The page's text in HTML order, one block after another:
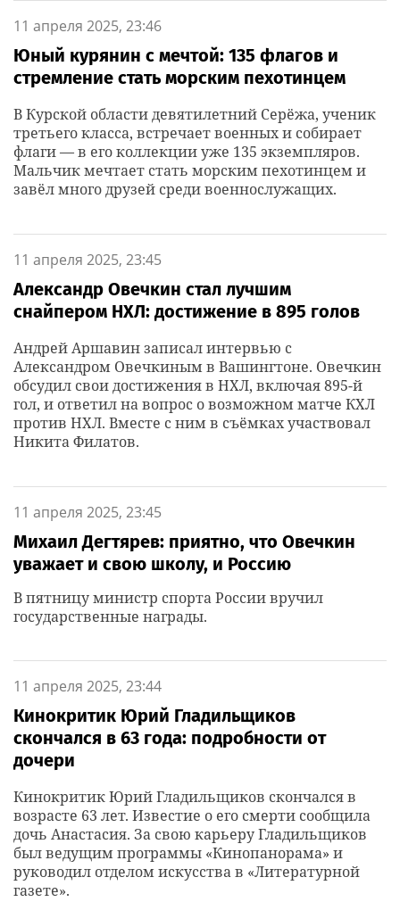
11 апреля 2025, 23:46
Юный курянин с мечтой: 135 флагов и
стремление стать морским пехотинцем
В Курской области девятилетний Серёжа, ученик
третьего класса, встречает военных и собирает
флаги — в его коллекции уже 135 экземпляров.
Мальчик мечтает стать морским пехотинцем и
завёл много друзей среди военнослужащих.
11 апреля 2025, 23:45
Александр Овечкин стал лучшим
снайпером НХЛ: достижение в 895 голов
Андрей Аршавин записал интервью с
Александром Овечкиным в Вашингтоне. Овечкин
обсудил свои достижения в НХЛ, включая 895-й
гол, и ответил на вопрос о возможном матче КХЛ
против НХЛ. Вместе с ним в съёмках участвовал
Никита Филатов.
11 апреля 2025, 23:45
Михаил Дегтярев: приятно, что Овечкин
уважает и свою школу, и Россию
В пятницу министр спорта России вручил
государственные награды.
11 апреля 2025, 23:44
Кинокритик Юрий Гладильщиков
скончался в 63 года: подробности от
дочери
Кинокритик Юрий Гладильщиков скончался в
возрасте 63 лет. Известие о его смерти сообщила
дочь Анастасия. За свою карьеру Гладильщиков
был ведущим программы «Кинопанорама» и
руководил отделом искусства в «Литературной
газете».